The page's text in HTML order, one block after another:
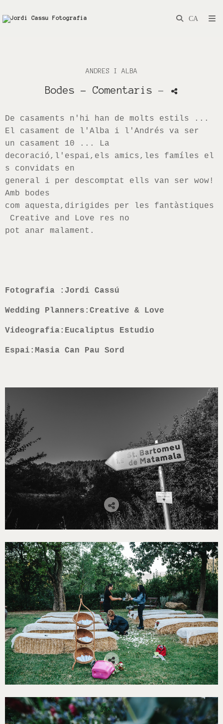
ANDRES I ALBA
Bodes - Comentaris -
De casaments n' hi han de molts estils ...
El casament de l'Alba i l' Andrés va ser
un casament 10 ... La
decoració,l' espai,els amics,les famíles el
s convidats en
general i per descomptat ells van ser wow !
Amb bodes
com aquesta,dirigides per les fantàstiques
Creative
and Love res no
pot anar malament.
Fotografia :Jordi Cassú
Wedding Planners:Creative & Love
Videografia:Eucaliptus Estudio
Espai:Masia Can Pau Sord